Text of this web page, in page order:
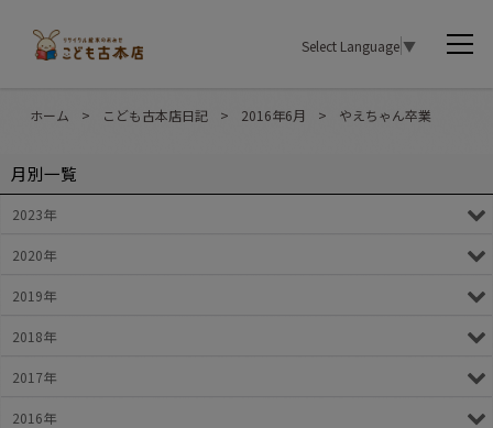
Select Language▼
ホーム > こども古本店日記 > 2016年6月 > やえちゃん卒業
月別一覧
2023年
2020年
2019年
2018年
2017年
2016年